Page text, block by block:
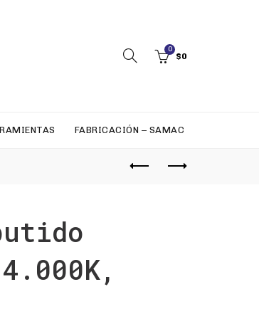
0
$0
FABRICACIÓN – SAMAC